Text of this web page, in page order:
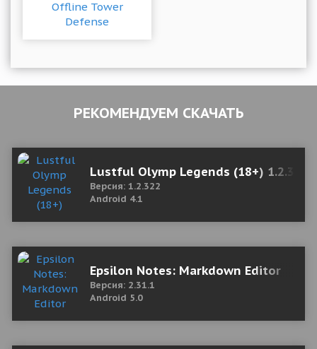
РЕКОМЕНДУЕМ СКАЧАТЬ
Lustful Olymp Legends (18+)
Версия: 1.2.322
Android 4.1
Epsilon Notes: Markdown Editor
Версия: 2.31.1
Android 5.0